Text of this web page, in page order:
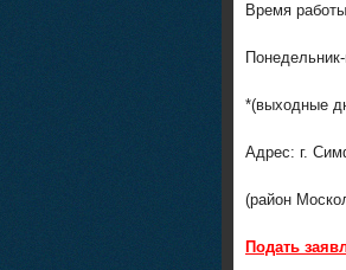
Время
*(выходные
Адрес: г.
(район
Подать